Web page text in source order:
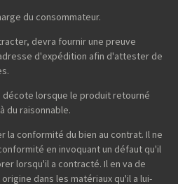
du consommateur.
devra fournir une preuve
d'expédition afin d'attester de
décote lorsque le produit retourné
du raisonnable.
la conformité du bien au contrat. Il ne
en invoquant un défaut qu'il
lorsqu'il a contracté. Il en va de
dans les matériaux qu'il a lui-